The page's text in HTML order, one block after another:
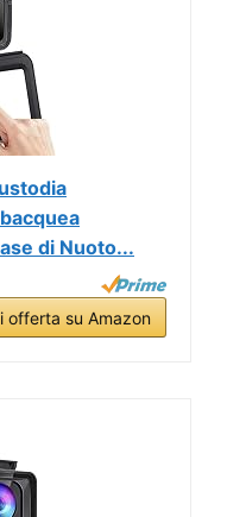
di Nuoto...
offerta su Amazon